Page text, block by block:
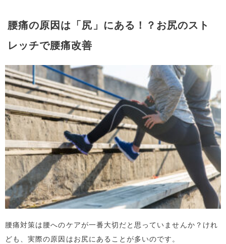
腰痛の原因は「尻」にある！？お尻のスト
レッチで腰痛改善
腰痛対策は腰へのケアが一番大切だと思っていませんか？けれ
ども、実際の原因はお尻にあることが多いのです。